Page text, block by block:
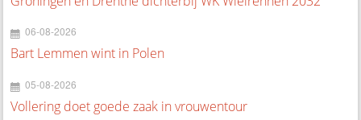
06-08-2026
Bart Lemmen wint in Polen
05-08-2026
Vollering doet goede zaak in vrouwentour